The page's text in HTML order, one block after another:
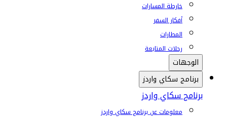
خارطة المسارات
أفكار السفر
المطارات
رحلات المتابعة
الوجهات
برنامج سكاي واردز
برنامج سكاي واردز
معلومات عن برنامج سكاي واردز